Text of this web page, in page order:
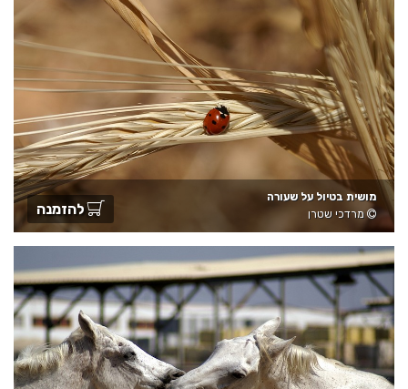
מושית בטיול על שעורה
מרדכי שטרן
להזמנה